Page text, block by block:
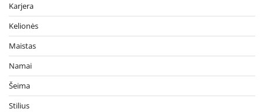
Karjera
Kelionės
Maistas
Namai
Šeima
Stilius